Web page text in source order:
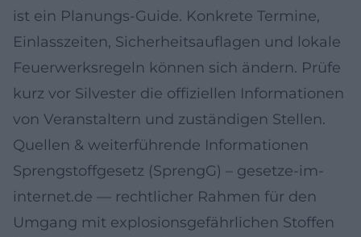
ist ein Planungs-Guide. Konkrete Termine,
Einlasszeiten, Sicherheitsauflagen und lokale
Feuerwerksregeln können sich ändern. Prüfe
kurz vor Silvester die offiziellen Informationen
von Veranstaltern und zuständigen Stellen.
Quellen & weiterführende Informationen
Sprengstoffgesetz (SprengG) – gesetze-im-
internet.de — rechtlicher Rahmen für den
Umgang mit explosionsgefährlichen Stoffen